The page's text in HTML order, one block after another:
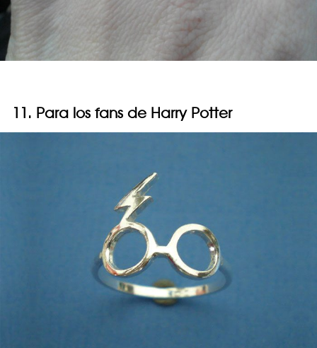
11. Para los fans de Harry Potter